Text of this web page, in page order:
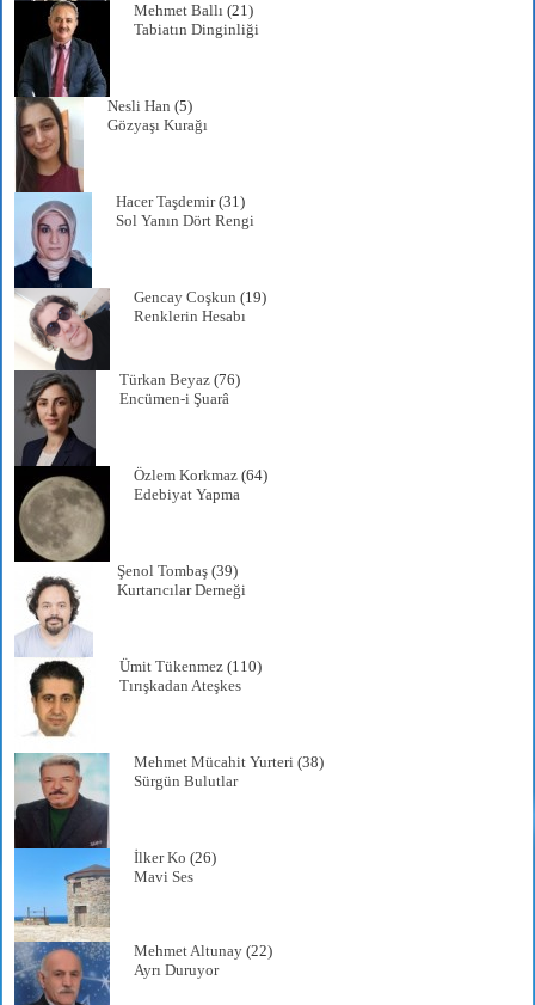
Mehmet Ballı (21)
Tabiatın Dinginliği
Nesli Han (5)
Gözyaşı Kurağı
Hacer Taşdemir(31)
Sol Yanın Dört Rengi
Gencay Coşkun (19)
Renklerin Hesabı
Türkan Beyaz (76)
Encümen-i Şuarâ
Özlem Korkmaz (64)
Edebiyat Yapma
Şenol Tombaş (39)
Kurtarıcılar Derneği
Ümit Tükenmez (110)
Tırışkadan Ateşkes
Mehmet Mücahit Yurteri (38)
Sürgün Bulutlar
İlker Ko (26)
Mavi Ses
Mehmet Altunay (22)
Ayrı Duruyor